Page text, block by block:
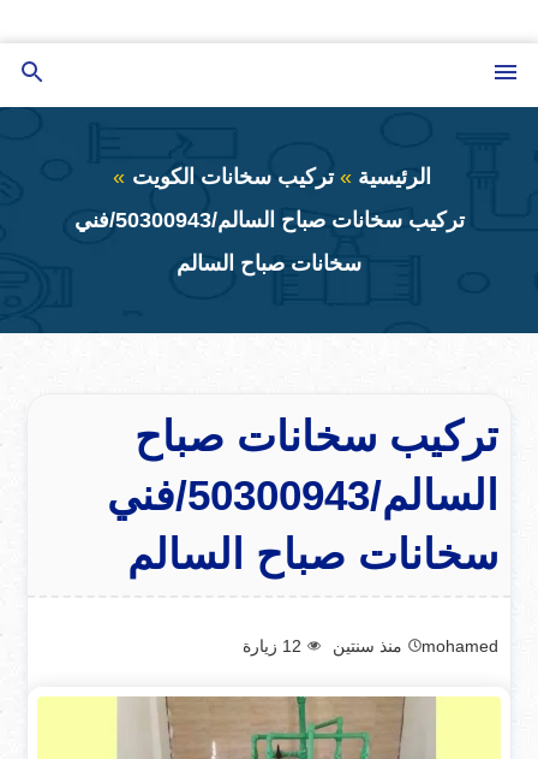
إلى
المحتوى
الرئيسية
تركيب سخانات الكويت
تركيب سخانات صباح السالم/50300943/فني
سخانات صباح السالم
تركيب سخانات صباح
السالم/50300943/فني
سخانات صباح السالم
mohamed منذ سنتين 12 زيارة